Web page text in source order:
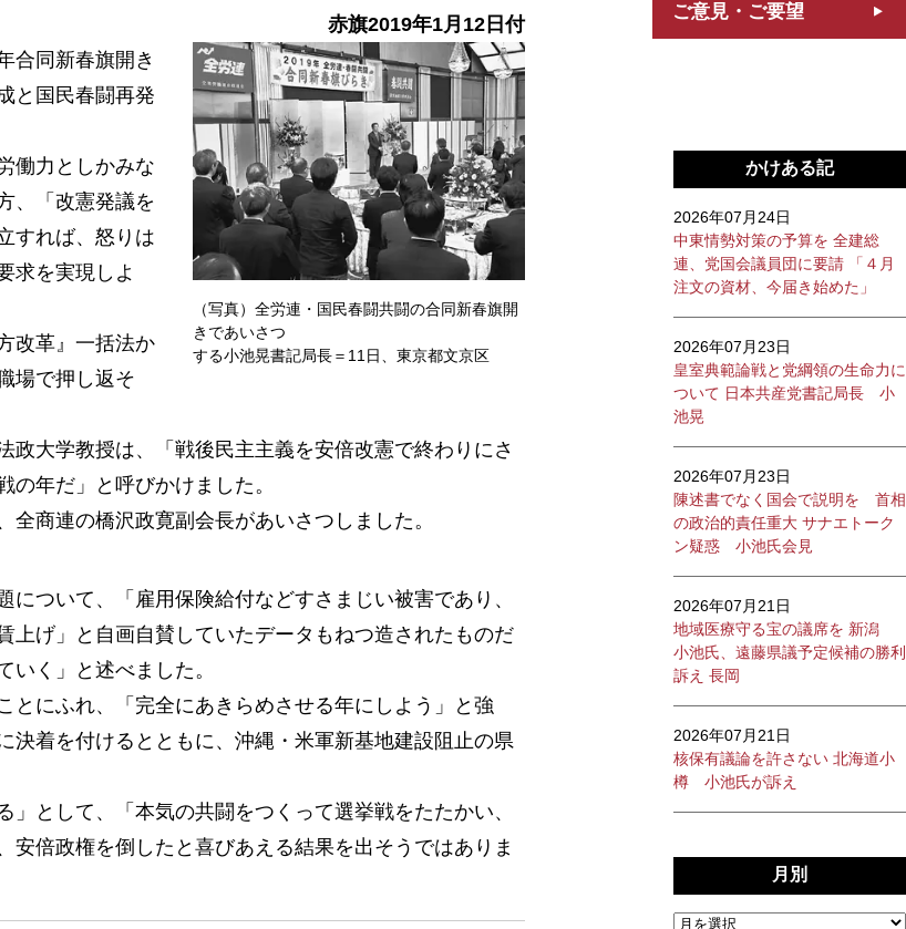
ご意見・ご要望
赤旗2019年1月12 日付
（写真）全労連・国民春闘共闘の合同新春旗開
きであいさつ
する小池晃書記局長＝11日、東京都文京区
合同新春旗開き
と国民春闘再発
働力としかみな
、「改憲発議を
すれば、怒りは
求を実現しよ
改革』一括法か
場で押し返そ
大学教授は、「戦後民主主義を安倍改憲で終わりにさ
年だ」と呼びかけました。
商連の橋沢政寛副会長があいさつしました。
ついて、「雇用保険給付などすさまじい被害であり、
上げ」と自画自賛していたデータもねつ造されたものだ
く」と述べました。
にふれ、「完全にあきらめさせる年にしよう」と強
着を付けるとともに、沖縄・米軍新基地建設阻止の県
として、「本気の共闘をつくって選挙戦をたたかい、
倍政権を倒したと喜びあえる結果を出そうではありま
かけある記
2026年07月24日
中東情勢対策の予算を 全建総
連、党国会議員団に要請 「４月
注文の資材、今届き始めた」
2026年07月23日
皇室典範論戦と党綱領の生命力に
ついて 日本共産党書記局長 小
池晃
2026年07月23日
陳述書でなく国会で説明を 首相
の政治的責任重大 サナエトーク
ン疑惑 小池氏会見
2026年07月21日
地域医療守る宝の議席を 新潟
小池氏、遠藤県議予定候補の勝利
訴え 長岡
2026年07月21日
核保有議論を許さない 北海道小
樽 小池氏が訴え
月別